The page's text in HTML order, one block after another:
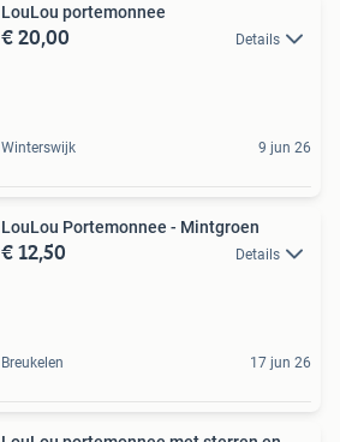
LouLou portemonnee
€ 20,00 Details
Winterswijk 9 jun 26
LouLou Portemonnee - Mintgroen
€ 12,50 Details
Breukelen 17 jun 26